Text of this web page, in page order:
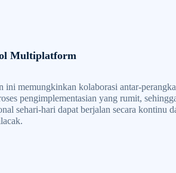
Multiplatform
ini memungkinkan kolaborasi antar-
pengimplementasian yang rumit,
sehari-hari dapat berjalan secara kontinu